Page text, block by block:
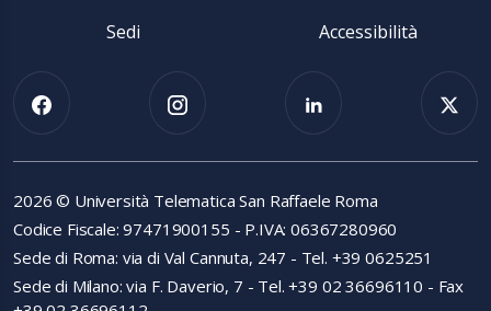
Sedi Accessibilità
2026 © Università Telematica San Raffaele Roma
Codice Fiscale: 97471900155 - P.IVA: 06367280960
Sede di Roma: via di Val Cannuta, 247 - Tel. +39 0625251
Sede di Milano: via F. Daverio, 7 - Tel. +39 02 36696110 - Fax